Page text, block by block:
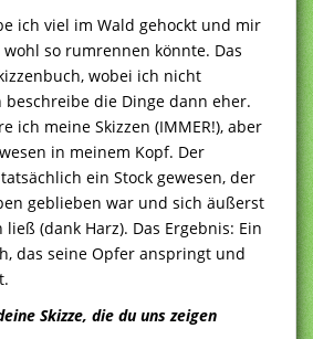
ich viel im Wald gehockt und mir
so rumrennen könnte. Das
wobei ich nicht
beschreibe die Dinge dann eher.
ich meine Skizzen (IMMER!), aber
in meinem Kopf. Der
ein Stock gewesen, der
geblieben war und sich äußerst
(dank Harz). Das Ergebnis: Ein
das seine Opfer anspringt und
Skizze, die du uns zeigen